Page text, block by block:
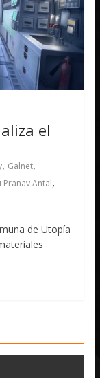
el
, Galnet,
Pranav Antal,
de Utopía